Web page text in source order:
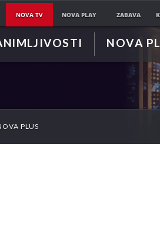
NOVA TV NOVA PLAY ZABAVA
NOVA
PLUS